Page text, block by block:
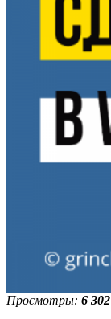
Просмотры: 6 302